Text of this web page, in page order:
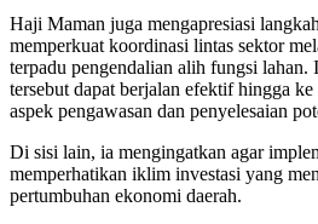
Haji Maman juga mengapresiasi
memperkuat koordinasi lintas sektor
terpadu pengendalian alih fungsi lahan.
tersebut dapat berjalan efektif hingga ke
aspek pengawasan dan penyelesaian
Di sisi lain, ia mengingatkan agar
memperhatikan iklim investasi yang
pertumbuhan ekonomi daerah.